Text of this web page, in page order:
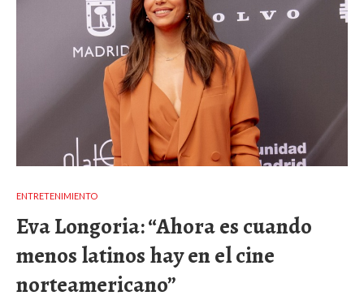
ENTRETENIMIENTO
Eva Longoria: “Ahora es cuando
menos latinos hay en el cine
norteamericano”